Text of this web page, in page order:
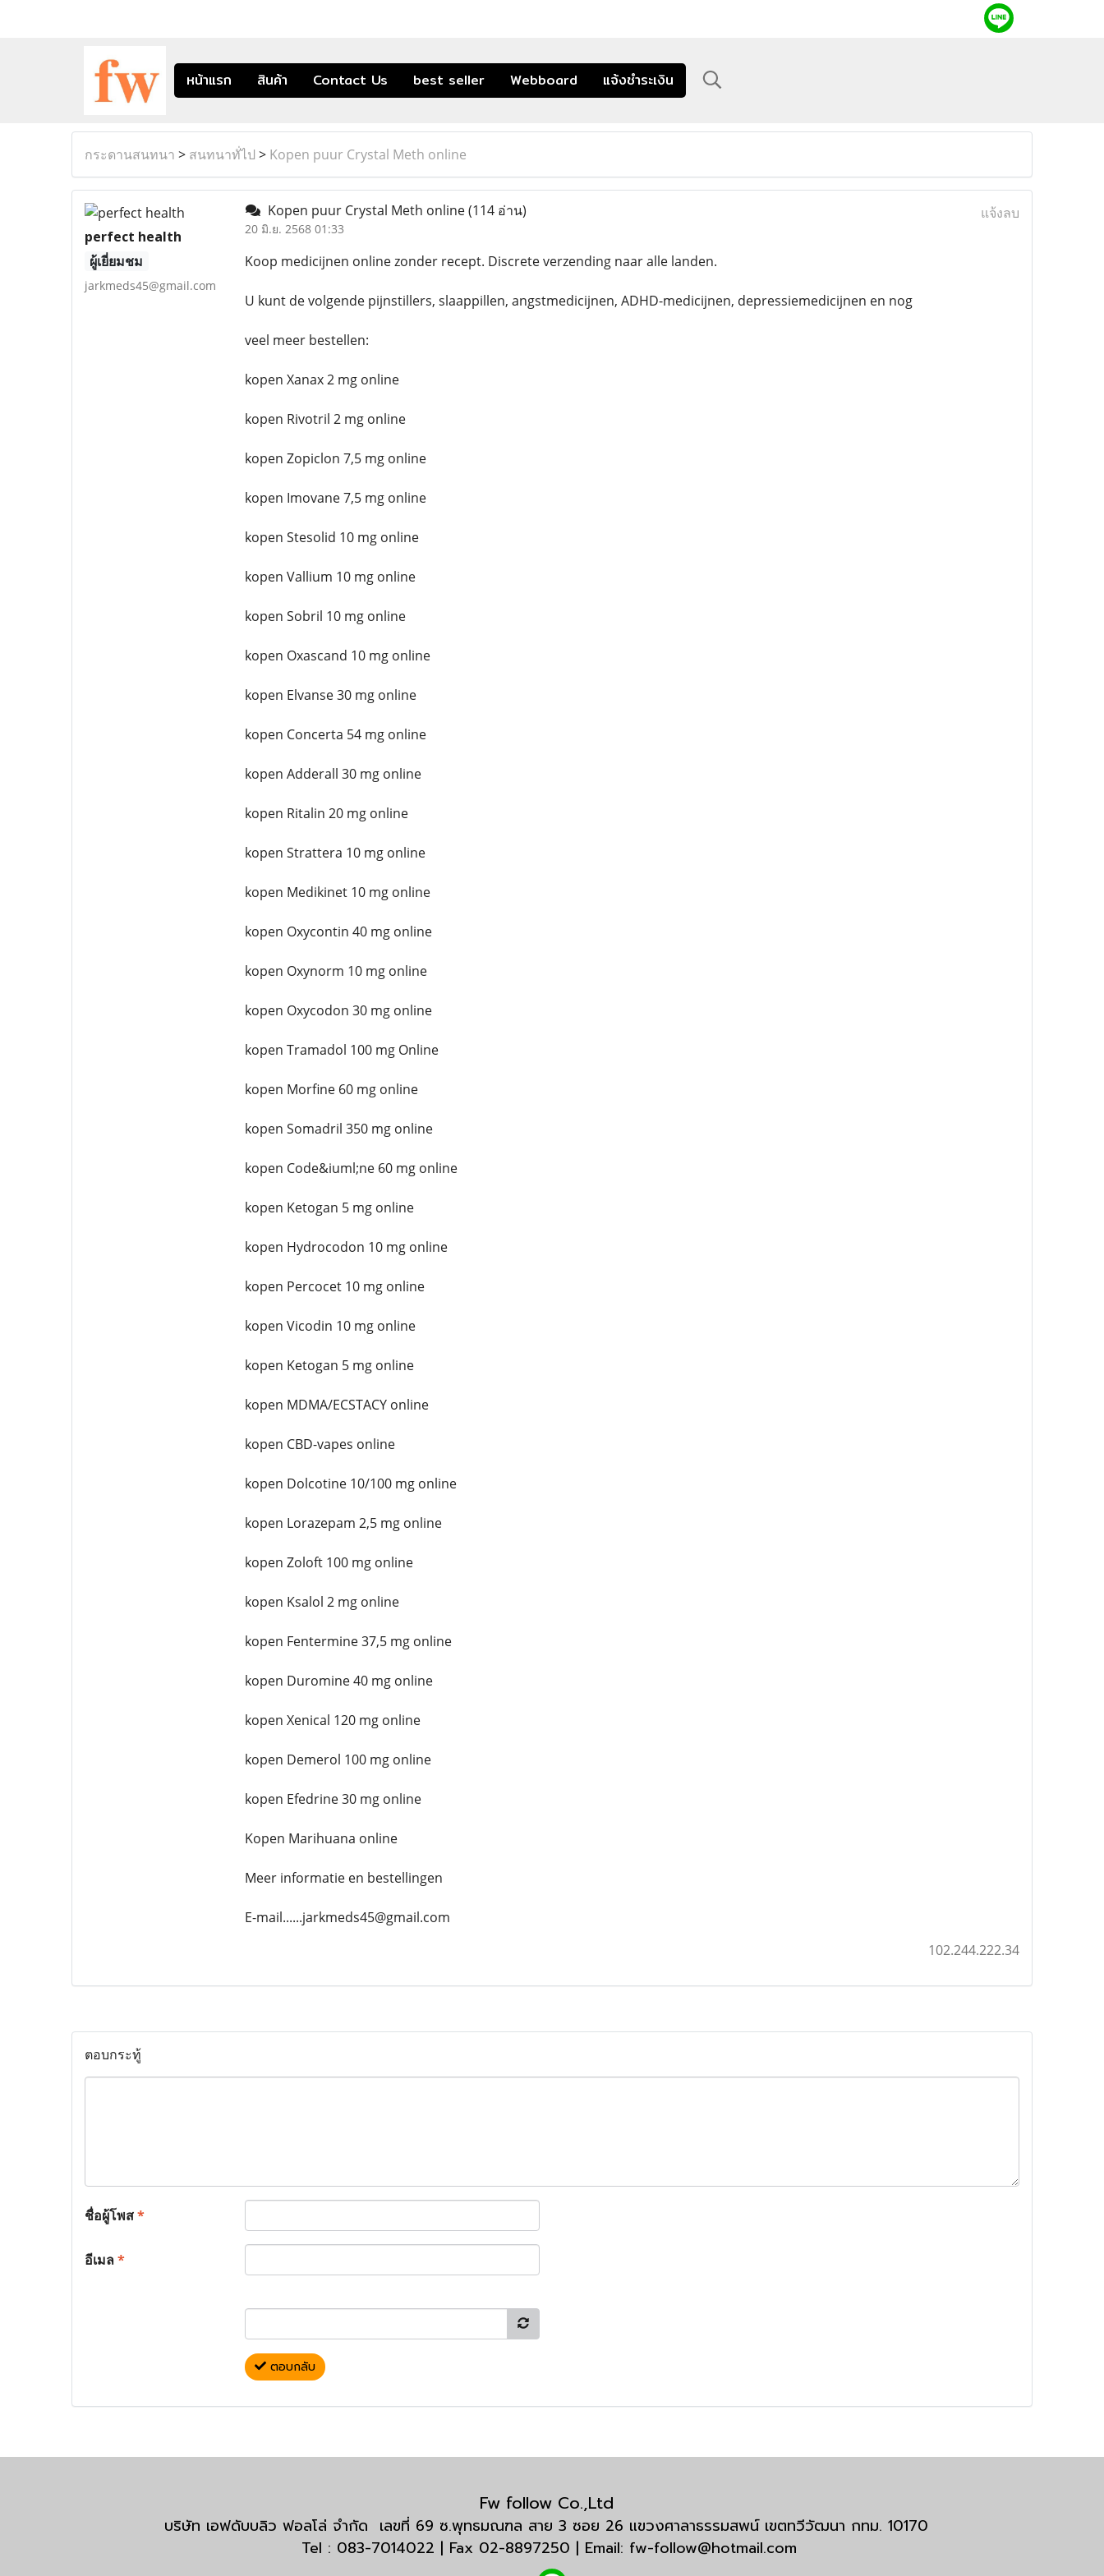
หน้าแรก สินค้า Contact Us best seller Webboard แจ้งชำระเงิน
กระดานสนทนา > สนทนาทั่ไป > Kopen puur Crystal Meth online
perfect health
ผู้เยี่ยมชม
jarkmeds45@gmail.com
Kopen puur Crystal Meth online(114 อ่าน)
20 มิ.ย. 2568 01:33
แจ้งลบ
Koop medicijnen online zonder recept. Discrete verzending naar alle landen.
U kunt de volgende pijnstillers, slaappillen, angstmedicijnen, ADHD-medicijnen, depressiemedicijnen en nog
veel meer bestellen:
kopen Xanax 2 mg online
kopen Rivotril 2 mg online
kopen Zopiclon 7,5 mg online
kopen Imovane 7,5 mg online
kopen Stesolid 10 mg online
kopen Vallium 10 mg online
kopen Sobril 10 mg online
kopen Oxascand 10 mg online
kopen Elvanse 30 mg online
kopen Concerta 54 mg online
kopen Adderall 30 mg online
kopen Ritalin 20 mg online
kopen Strattera 10 mg online
kopen Medikinet 10 mg online
kopen Oxycontin 40 mg online
kopen Oxynorm 10 mg online
kopen Oxycodon 30 mg online
kopen Tramadol 100 mg Online
kopen Morfine 60 mg online
kopen Somadril 350 mg online
kopen Code&iuml;ne 60 mg online
kopen Ketogan 5 mg online
kopen Hydrocodon 10 mg online
kopen Percocet 10 mg online
kopen Vicodin 10 mg online
kopen Ketogan 5 mg online
kopen MDMA/ECSTACY online
kopen CBD-vapes online
kopen Dolcotine 10/100 mg online
kopen Lorazepam 2,5 mg online
kopen Zoloft 100 mg online
kopen Ksalol 2 mg online
kopen Fentermine 37,5 mg online
kopen Duromine 40 mg online
kopen Xenical 120 mg online
kopen Demerol 100 mg online
kopen Efedrine 30 mg online
Kopen Marihuana online
Meer informatie en bestellingen
E-mail......jarkmeds45@gmail.com
102.244.222.34
ตอบกระทู้
ชื่อผู้โพส*
อีเมล*
ตอบกลับ
Fw follow Co.,Ltd
บริษัท เอฟดับบลิว ฟอลโล่ จำกัด เลขที่ 69 ซ.พุทธมณฑล สาย 3 ซอย 26 แขวงศาลาธรรมสพน์ เขตทวีวัฒนา กทม. 10170
Tel : 083-7014022 | Fax 02-8897250 | Email: fw-follow@hotmail.com